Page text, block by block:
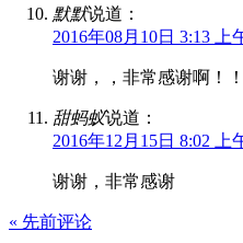
默默说道：
2016年08月10日 3:13 上
谢谢，，非常感谢啊！！
甜蚂蚁说道：
2016年12月15日 8:02 上
谢谢，非常感谢
« 先前评论